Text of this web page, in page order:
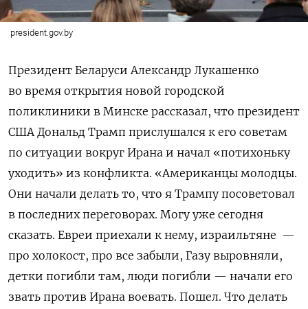
president.gov.by
Президент Беларуси Александр Лукашенко
во время открытия новой городской
поликлиники в Минске рассказал, что президент
США Дональд Трамп прислушался к его советам
по ситуации вокруг Ирана и начал «потихоньку
уходить» из конфликта. «Американцы молодцы.
Они начали делать то, что я Трампу посоветовал
в последних переговорах. Могу уже сегодня
сказать. Евреи приехали к нему, израильтяне —
про холокост, про все забыли, Газу выровняли,
детки погибли там, люди погибли — начали его
звать против Ирана воевать. Пошел. Что делать